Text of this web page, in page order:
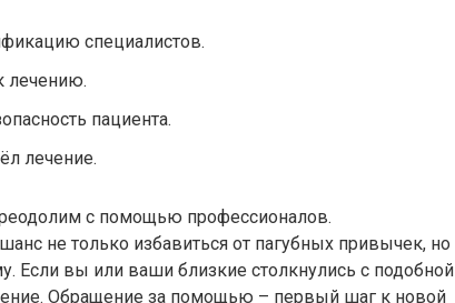
специалистов.
лечению.
пациента.
лечение.
с помощью профессионалов.
не только избавиться от пагубных привычек, но
Если вы или ваши близкие столкнулись с подобной
Обращение за помощью – первый шаг к новой